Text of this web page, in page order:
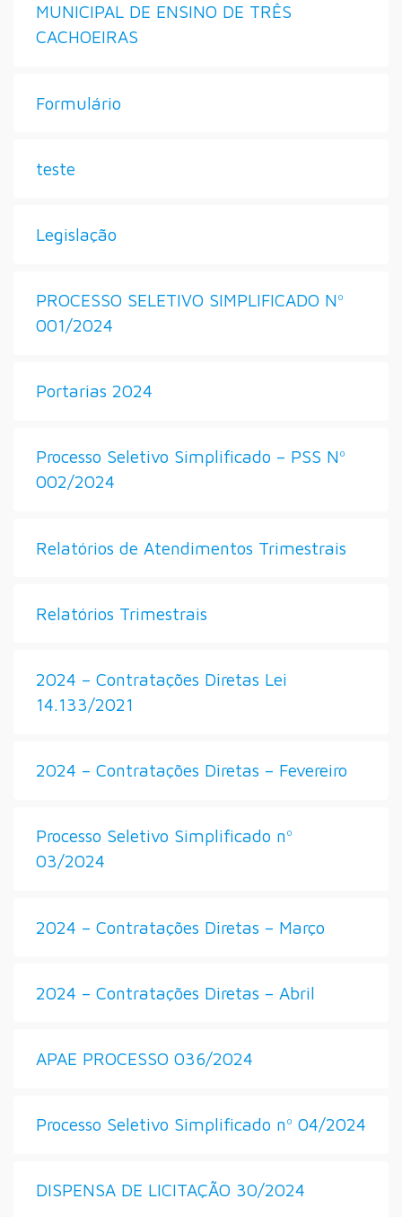
MUNICIPAL DE ENSINO DE TRÊS
CACHOEIRAS
Formulário
teste
Legislação
PROCESSO SELETIVO SIMPLIFICADO Nº
001/2024
Portarias 2024
Processo Seletivo Simplificado – PSS Nº
002/2024
Relatórios de Atendimentos Trimestrais
Relatórios Trimestrais
2024 – Contratações Diretas Lei
14.133/2021
2024 – Contratações Diretas – Fevereiro
Processo Seletivo Simplificado nº
03/2024
2024 – Contratações Diretas – Março
2024 – Contratações Diretas – Abril
APAE PROCESSO 036/2024
Processo Seletivo Simplificado nº 04/2024
DISPENSA DE LICITAÇÃO 30/2024